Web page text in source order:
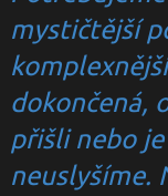
mystičtější
dokončená,
přišli nebo
neuslyšíme.